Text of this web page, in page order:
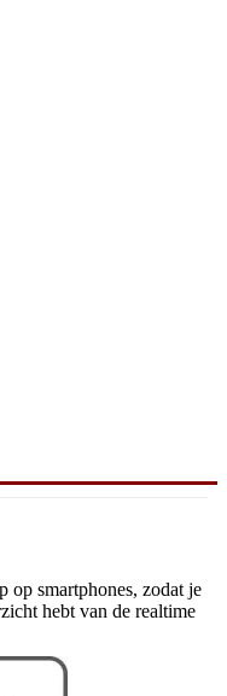
op smartphones, zodat je
hebt van de realtime